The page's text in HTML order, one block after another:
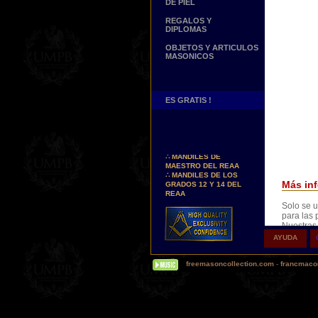
∴ MANDILES DE
MAESTRO DEL REAA
∴ MANDILES DE LOS
GRADOS 12 Y 14 DEL
REAA
Personaliza tus Arreos
TU NOMBRE BORDADO
SOBRE TU MANDIL, TU
BANDA O TU COLLARIN
Nueva pagina !
∴UNA PAGINA DE
DE PIEL
REGALOS Y
DIPLOMAS
OBJETOS Y ARTICULOS
MASONICOS
ES GRATIS !
AYUDA
freemasoncollection.com -
Más
Solo se
para las
the